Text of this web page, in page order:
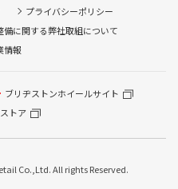
プライバシーポリシー
備に関する弊社取組について
情報
ブリヂストンホイールサイト
トア
Co.,Ltd. All rights Reserved.
履き替え/オイル交換/その他